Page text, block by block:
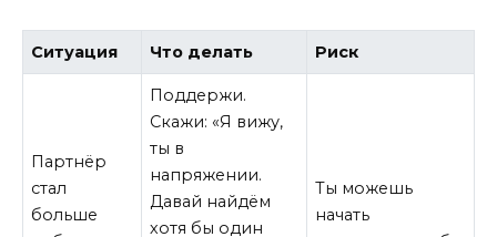
Ситуация Что делать Риск
Партнёр
стал
больше
Поддержи.
Скажи: «Я вижу,
ты в
напряжении.
Давай найдём
хотя бы один
Ты можешь
начать